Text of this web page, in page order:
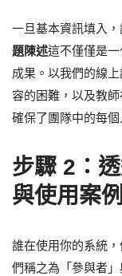
一旦基本資訊填入
題陳述這不僅僅是
成果。以我們的線
容的困難，以及教
確保了團隊中的每
步驟 2：
與使用案例
誰在使用你的系統
們稱之為「參與者